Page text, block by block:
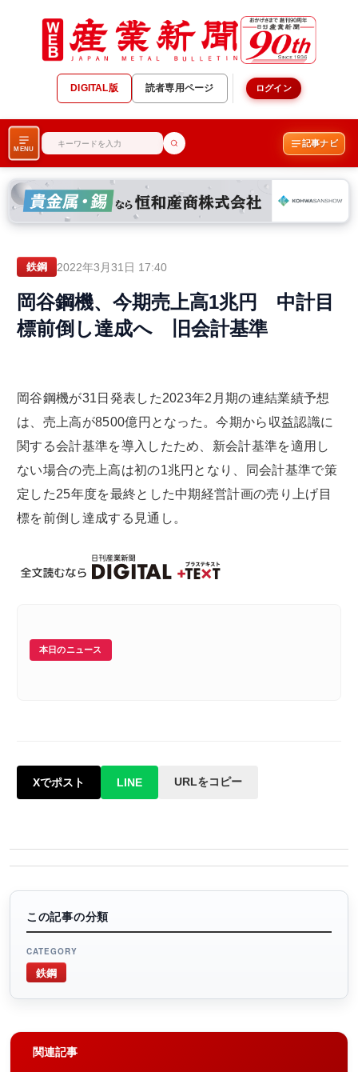
DIGITAL版 読者専用ページ ログイン
MENU
記事ナビ
鉄鋼 2022年3月31日 17:40
岡谷鋼機、今期売上高1兆円 中計目
標前倒し達成へ 旧会計基準
岡谷鋼機が31日発表した2023年2月期の連結業績予想
は、売上高が8500億円となった。今期から収益認識に
関する会計基準を導入したため、新会計基準を適用し
ない場合の売上高は初の1兆円となり、同会計基準で策
定した25年度を最終とした中期経営計画の売り上げ目
標を前倒し達成する見通し。
本日のニュース
Xでポスト LINE URLをコピー
この記事の分類
CATEGORY
鉄鋼
関連記事